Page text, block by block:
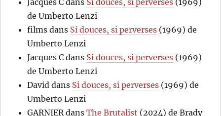
Jacques C dans Si douces, si perverses (1969)
de Umberto Lenzi
films dans Si douces, si perverses (1969) de
Umberto Lenzi
Jacques C dans Si douces, si perverses (1969)
de Umberto Lenzi
David dans Si douces, si perverses (1969) de
Umberto Lenzi
GARNIERdansThe Brutalist (2024) de Brady